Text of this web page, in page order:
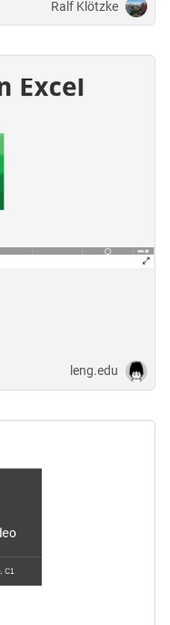
Ralf Klötzke
leng.edu